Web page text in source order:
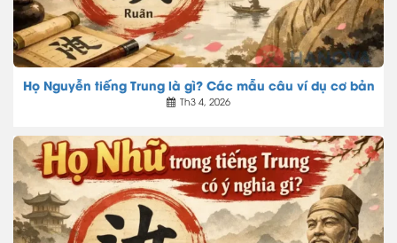
Họ Nguyễn tiếng Trung là gì? Các mẫu câu ví dụ cơ bản
Th3 4, 2026